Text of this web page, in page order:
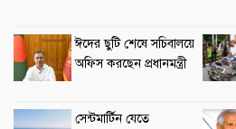
ঈদের ছুটি শেষে সচিবালয়ে
অফিস করছেন প্রধানমন্ত্রী
সেন্টমার্টিন যেতে